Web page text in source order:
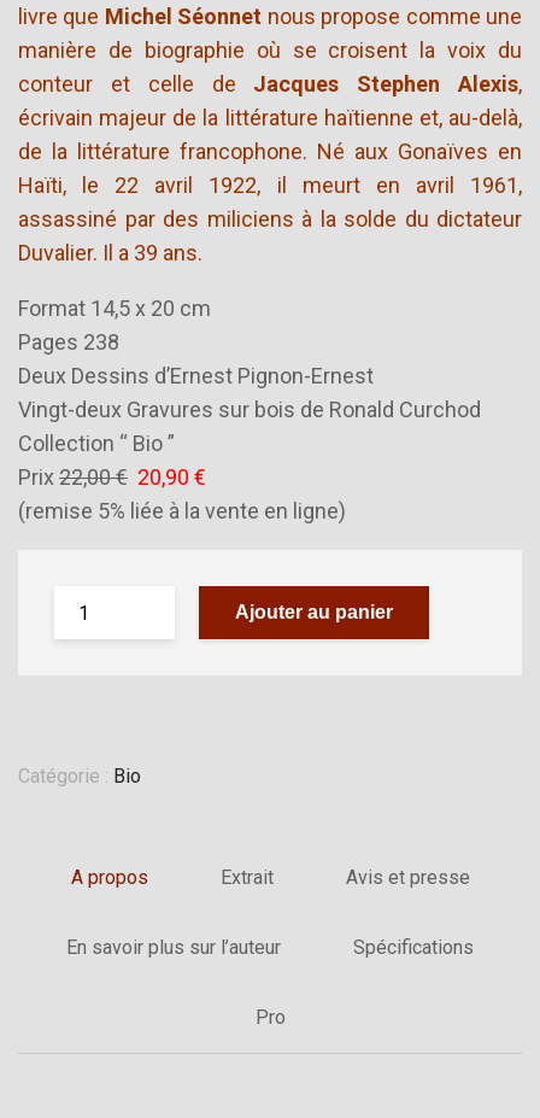
livre que Michel Séonnet nous propose comme une
manière de biographie où se croisent la voix du
conteur et celle de Jacques Stephen Alexis,
écrivain majeur de la littérature haïtienne et, au-delà,
de la littérature francophone. Né aux Gonaïves en
Haïti, le 22 avril 1922, il meurt en avril 1961,
assassiné par des miliciens à la solde du dictateur
Duvalier. Il a 39 ans.
Format 14,5 x 20 cm
Pages 238
Deux Dessins d’Ernest Pignon-Ernest
Vingt-deux Gravures sur bois de Ronald Curchod
Collection “ Bio ”
Prix22,00 € 20,90 €
(remise 5% liée à la vente en ligne)
Ajouter au panier
Catégorie : Bio
A propos Extrait Avis et presse
En savoir plus sur l’auteur Spécifications
Pro